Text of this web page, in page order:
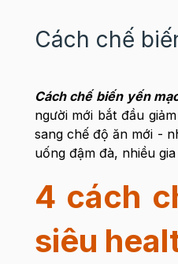
Cách chế
Cách chế biến yến
người mới bắt đầu
sang chế độ ăn mới -
uống đậm đà, nhiều
4 cách
siêu